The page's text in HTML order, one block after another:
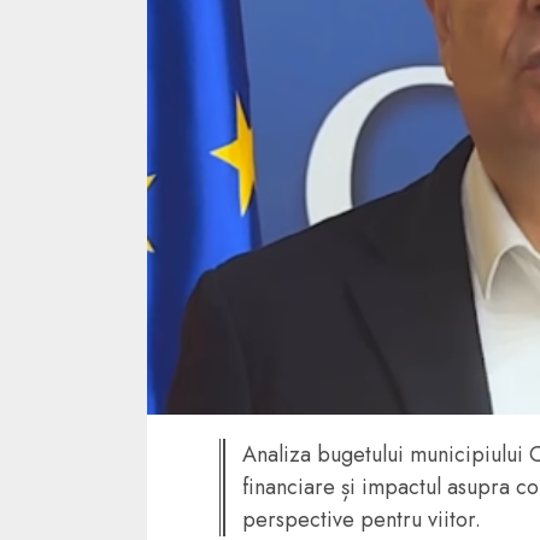
Analiza bugetului municipiului
financiare și impactul asupra
perspective pentru viitor.
La zi
Razboiul din
fatala pentru
Mijlociu?
NOVEMBER 1,
3 min read
Din fotoliu